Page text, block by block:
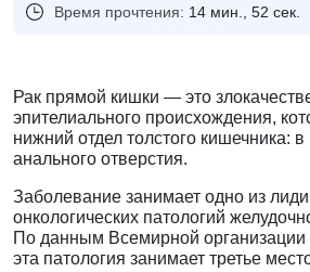
Время прочтения: 14 мин., 52 сек.
Рак прямой кишки — это
эпителиального происхождения,
нижний отдел толстого кишечника:
анального отверстия.
Заболевание занимает одно из
онкологических патологий
По данным Всемирной организации
эта патология занимает третье